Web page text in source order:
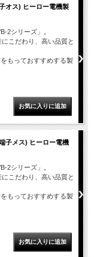
オス) ヒーロー電機製
2シリーズ」。
こだわり、高い品質と
もっておすすめする製
子メス) ヒーロー電機
2シリーズ」。
こだわり、高い品質と
もっておすすめする製